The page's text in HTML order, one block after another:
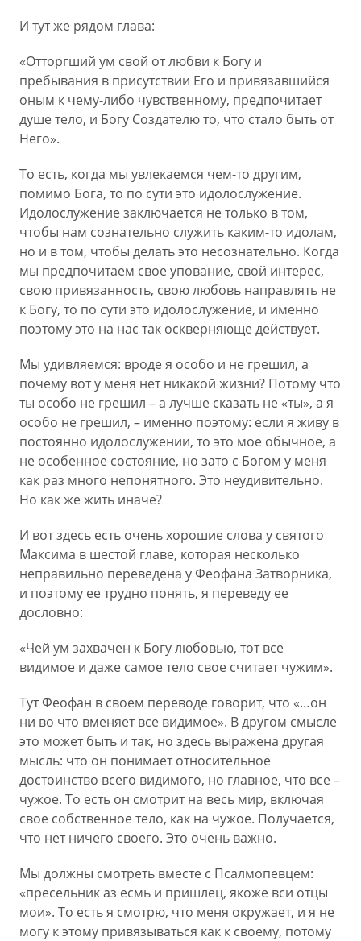
И тут же рядом глава:
«Отторгший ум свой от любви к Богу и
пребывания в присутствии Его и привязавшийся
оным к чему-либо чувственному, предпочитает
душе тело, и Богу Создателю то, что стало быть от
Него».
То есть, когда мы увлекаемся чем-то другим,
помимо Бога, то по сути это идолослужение.
Идолослужение заключается не только в том,
чтобы нам сознательно служить каким-то идолам,
но и в том, чтобы делать это несознательно. Когда
мы предпочитаем свое упование, свой интерес,
свою привязанность, свою любовь направлять не
к Богу, то по сути это идолослужение, и именно
поэтому это на нас так оскверняюще действует.
Мы удивляемся: вроде я особо и не грешил, а
почему вот у меня нет никакой жизни? Потому что
ты особо не грешил – а лучше сказать не «ты», а я
особо не грешил, – именно поэтому: если я живу в
постоянно идолослужении, то это мое обычное, а
не особенное состояние, но зато с Богом у меня
как раз много непонятного. Это неудивительно.
Но как же жить иначе?
И вот здесь есть очень хорошие слова у святого
Максима в шестой главе, которая несколько
неправильно переведена у Феофана Затворника,
и поэтому ее трудно понять, я переведу ее
дословно:
«Чей ум захвачен к Богу любовью, тот все
видимое и даже самое тело свое считает чужим».
Тут Феофан в своем переводе говорит, что «…он
ни во что вменяет все видимое». В другом смысле
это может быть и так, но здесь выражена другая
мысль: что он понимает относительное
достоинство всего видимого, но главное, что все –
чужое. То есть он смотрит на весь мир, включая
свое собственное тело, как на чужое. Получается,
что нет ничего своего. Это очень важно.
Мы должны смотреть вместе с Псалмопевцем:
«пресельник аз есмь и пришлец, якоже вcи отцы
мои». То есть я смотрю, что меня окружает, и я не
могу к этому привязываться как к своему, потому